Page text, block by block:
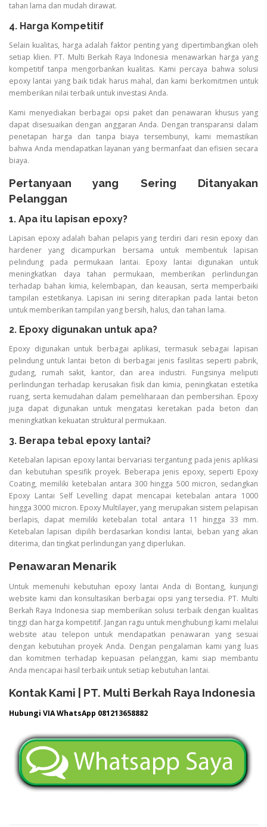
tahan lama dan mudah dirawat.
4. Harga Kompetitif
Selain kualitas, harga adalah faktor penting yang dipertimbangkan oleh
setiap klien. PT. Multi Berkah Raya Indonesia menawarkan harga yang
kompetitif tanpa mengorbankan kualitas. Kami percaya bahwa solusi
epoxy lantai yang baik tidak harus mahal, dan kami berkomitmen untuk
memberikan nilai terbaik untuk investasi Anda.
Kami menyediakan berbagai opsi paket dan penawaran khusus yang
dapat disesuaikan dengan anggaran Anda. Dengan transparansi dalam
penetapan harga dan tanpa biaya tersembunyi, kami memastikan
bahwa Anda mendapatkan layanan yang bermanfaat dan efisien secara
biaya.
Pertanyaan yang Sering Ditanyakan
Pelanggan
1. Apa itu lapisan epoxy?
Lapisan epoxy adalah bahan pelapis yang terdiri dari resin epoxy dan
hardener yang dicampurkan bersama untuk membentuk lapisan
pelindung pada permukaan lantai. Epoxy lantai digunakan untuk
meningkatkan daya tahan permukaan, memberikan perlindungan
terhadap bahan kimia, kelembapan, dan keausan, serta memperbaiki
tampilan estetikanya. Lapisan ini sering diterapkan pada lantai beton
untuk memberikan tampilan yang bersih, halus, dan tahan lama.
2. Epoxy digunakan untuk apa?
Epoxy digunakan untuk berbagai aplikasi, termasuk sebagai lapisan
pelindung untuk lantai beton di berbagai jenis fasilitas seperti pabrik,
gudang, rumah sakit, kantor, dan area industri. Fungsinya meliputi
perlindungan terhadap kerusakan fisik dan kimia, peningkatan estetika
ruang, serta kemudahan dalam pemeliharaan dan pembersihan. Epoxy
juga dapat digunakan untuk mengatasi keretakan pada beton dan
meningkatkan kekuatan struktural permukaan.
3. Berapa tebal epoxy lantai?
Ketebalan lapisan epoxy lantai bervariasi tergantung pada jenis aplikasi
dan kebutuhan spesifik proyek. Beberapa jenis epoxy, seperti Epoxy
Coating, memiliki ketebalan antara 300 hingga 500 micron, sedangkan
Epoxy Lantai Self Levelling dapat mencapai ketebalan antara 1000
hingga 3000 micron. Epoxy Multilayer, yang merupakan sistem pelapisan
berlapis, dapat memiliki ketebalan total antara 11 hingga 33 mm.
Ketebalan lapisan dipilih berdasarkan kondisi lantai, beban yang akan
diterima, dan tingkat perlindungan yang diperlukan.
Penawaran Menarik
Untuk memenuhi kebutuhan epoxy lantai Anda di Bontang, kunjungi
website kami dan konsultasikan berbagai opsi yang tersedia. PT. Multi
Berkah Raya Indonesia siap memberikan solusi terbaik dengan kualitas
tinggi dan harga kompetitif. Jangan ragu untuk menghubungi kami melalui
website atau telepon untuk mendapatkan penawaran yang sesuai
dengan kebutuhan proyek Anda. Dengan pengalaman kami yang luas
dan komitmen terhadap kepuasan pelanggan, kami siap membantu
Anda mencapai hasil terbaik untuk setiap kebutuhan lantai.
Kontak Kami | PT. Multi Berkah Raya Indonesia
Hubungi VIA WhatsApp 081213658882